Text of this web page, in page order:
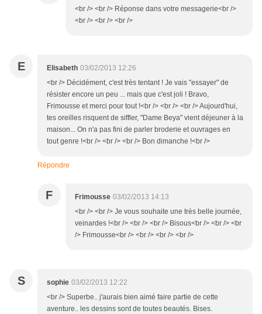
<br /> <br /> Réponse dans votre messagerie<br />
<br /> <br /> <br />
E Elisabeth 03/02/2013 12:26
<br /> Décidément, c'est très tentant ! Je vais "essayer" de
résister encore un peu ... mais que c'est joli ! Bravo,
Frimousse et merci pour tout !<br /> <br /> <br /> Aujourd'hui,
tes oreilles risquent de siffler, "Dame Beya" vient déjeuner à la
maison... On n'a pas fini de parler broderie et ouvrages en
tout genre !<br /> <br /> <br /> Bon dimanche !<br />
Répondre
F Frimousse 03/02/2013 14:13
<br /> <br /> Je vous souhaite une très belle journée,
veinardes !<br /> <br /> <br /> Bisous<br /> <br /> <br
/> Frimousse<br /> <br /> <br /> <br />
S sophie 03/02/2013 12:22
<br /> Superbe.. j'aurais bien aimé faire partie de cette
aventure.. les dessins sont de toutes beautés. Bises.